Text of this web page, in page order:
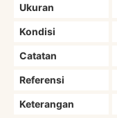
Ukuran
Kondisi
Catatan
Referensi
Keterangan